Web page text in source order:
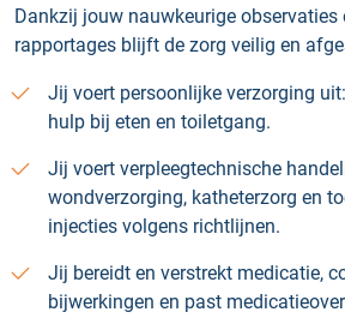
Dankzij jouw nauwkeurige observaties
rapportages blijft de zorg veilig en
Jij voert persoonlijke verzorging
hulp bij eten en toiletgang.
Jij voert verpleegtechnische
wondverzorging, katheterzorg en
injecties volgens richtlijnen.
Jij bereidt en verstrekt medicatie,
bijwerkingen en past